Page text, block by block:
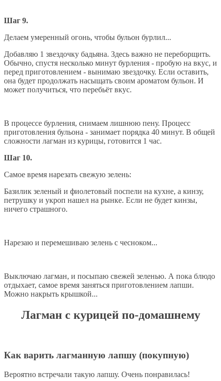
Шаг 9.
Делаем умеренный огонь, чтобы бульон бурлил...
Добавляю 1 звездочку бадьяна. Здесь важно не переборщить.
Обычно, спустя несколько минут бурления - пробую на вкус, и
перед приготовлением - вынимаю звездочку. Если оставить,
она будет продолжать насыщать своим ароматом бульон. И
может получиться, что перебьёт вкус.
В процессе бурления, снимаем лишнюю пену. Процесс
приготовления бульона - занимает порядка 40 минут. В общей
сложности лагман из курицы, готовится 1 час.
Шаг 10.
Самое время нарезать свежую зелень:
Базилик зеленый и фиолетовый поспели на кухне, а кинзу,
петрушку и укроп нашел на рынке. Если не будет кинзы,
ничего страшного.
Нарезаю и перемешиваю зелень с чесноком...
Выключаю лагман, и посыпаю свежей зеленью. А пока блюдо
отдыхает, самое время заняться приготовлением лапши.
Можно накрыть крышкой...
Лагман с курицей по-домашнему
Как варить лагманную лапшу (покупную)
Вероятно встречали такую лапшу. Очень понравилась!